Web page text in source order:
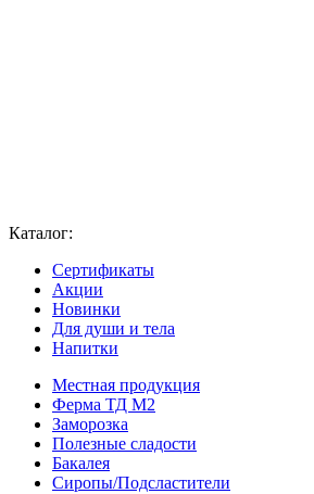
Каталог:
Сертификаты
Акции
Новинки
Для души и тела
Напитки
Местная продукция
Ферма ТД М2
Заморозка
Полезные сладости
Бакалея
Сиропы/Подсластители